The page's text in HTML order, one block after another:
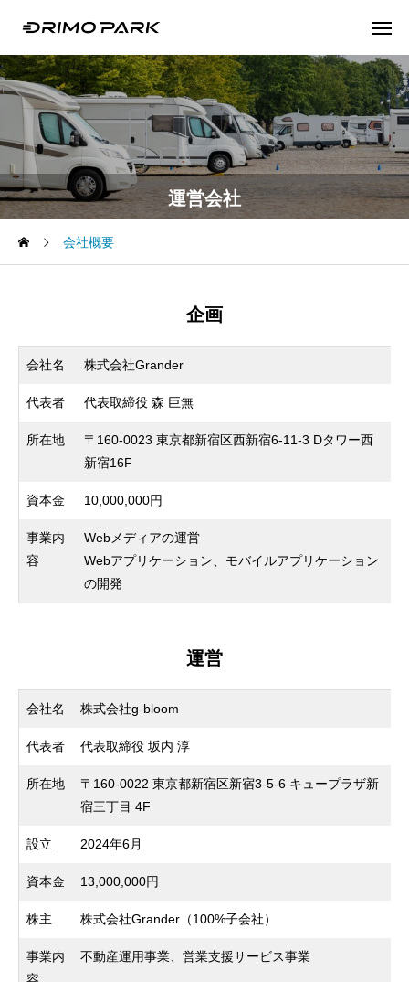
運営会社
会社概要
企画
会社名 株式会社Grander
代表者 代表取締役 森 巨無
所在地
〒160-0023 東京都新宿区西新宿6-11-3 Dタワー西
新宿16F
資本金 10,000,000円
事業内
容
Webメディアの運営
Webアプリケーション、モバイルアプリケーション
の開発
運営
会社名 株式会社g-bloom
代表者 代表取締役 坂内 淳
所在地
〒160-0022 東京都新宿区新宿3-5-6 キュープラザ新
宿三丁目 4F
設立 2024年6月
資本金 13,000,000円
株主 株式会社Grander（100%子会社）
事業内
不動産運用事業、営業支援サービス事業